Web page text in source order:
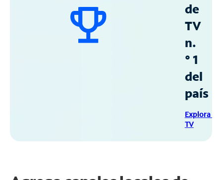
de
TV
n.
° 1
del
país
Explora
TV